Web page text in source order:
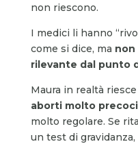
non riescono.
I medici li hanno
come si dice, ma non
rilevante dal punto
Maura in realtà
aborti molto precoci
molto regolare. Se
un test di